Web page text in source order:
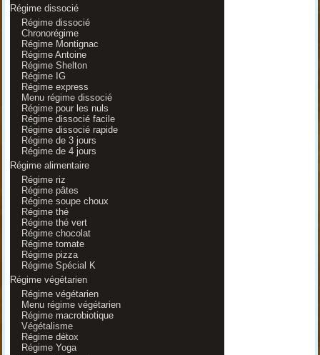
Régime dissocié
Régime dissocié
Chronorégime
Régime Montignac
Régime Antoine
Régime Shelton
Régime IG
Régime express
Menu régime dissocié
Régime pour les nuls
Régime dissocié facile
Régime dissocié rapide
Régime de 3 jours
Régime de 4 jours
Régime alimentaire
Régime riz
Régime pâtes
Régime soupe choux
Régime thé
Régime thé vert
Régime chocolat
Régime tomate
Régime pizza
Régime Spécial K
Régime végétarien
Régime végétarien
Menu régime végétarien
Régime macrobiotique
Végétalisme
Régime détox
Régime Yoga